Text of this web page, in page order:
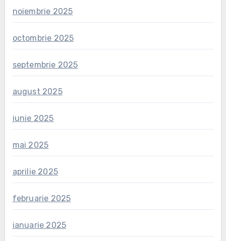
noiembrie 2025
octombrie 2025
septembrie 2025
august 2025
iunie 2025
mai 2025
aprilie 2025
februarie 2025
ianuarie 2025